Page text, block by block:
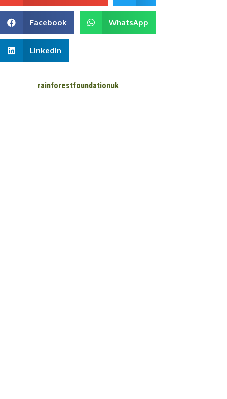
Facebook WhatsApp
Linkedin
rainforestfoundationuk